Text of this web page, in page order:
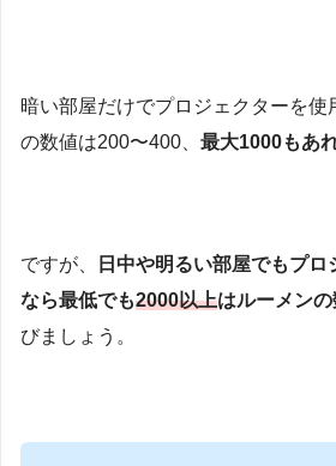
暗い部屋だけでプロジェクターを使
の数値は200〜400、 最大1000もあ
ですが、
日中や明るい部屋でもプ
なら最低でも2000以上はルーメン
びましょう。